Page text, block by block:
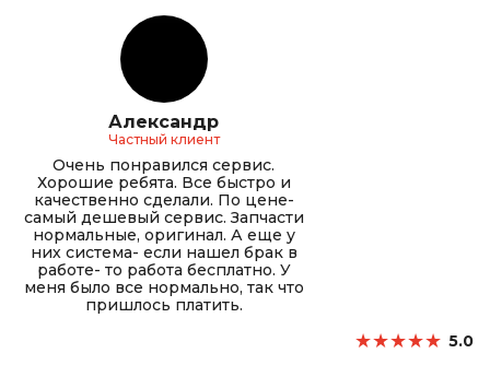
Александр
Частный клиент
★★★★★ 5.0
Очень понравился сервис.
Хорошие ребята. Все быстро и
качественно сделали. По цене-
самый дешевый сервис. Запчасти
нормальные, оригинал. А еще у
них система- если нашел брак в
работе- то работа бесплатно. У
меня было все нормально, так что
пришлось платить.